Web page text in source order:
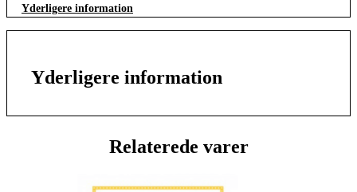
Yderligere information
Yderligere information
Relaterede varer